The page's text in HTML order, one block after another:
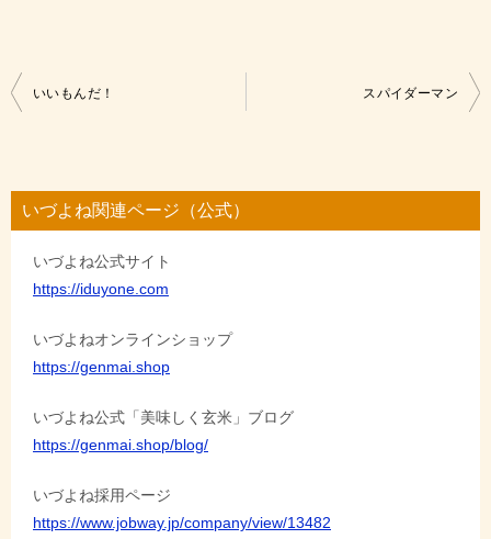
投
ビ
ゲ
いいもんだ！ スパイダーマン
いづよね関連ページ（公式）
いづよね公式サイト
https://iduyone.com
いづよねオンラインショップ
https://genmai.shop
いづよね公式「美味しく玄米」ブログ
https://genmai.shop/blog/
いづよね採用ページ
https://www.jobway.jp/company/view/13482